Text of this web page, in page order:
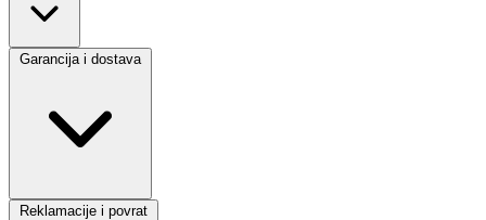
Garancija i dostava
Reklamacije i povrat